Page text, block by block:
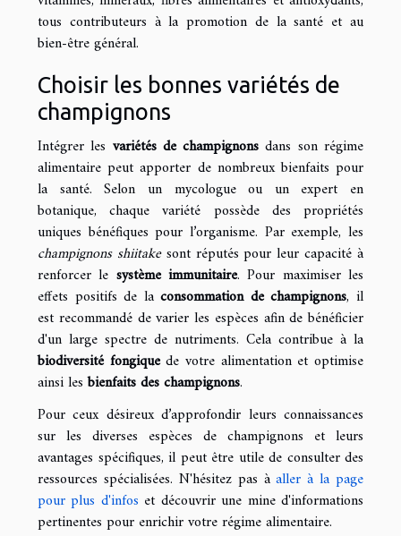
tous contributeurs à la promotion de la santé et au
bien-être général.
Choisir les bonnes variétés de
champignons
Intégrer les variétés de champignons dans son régime
alimentaire peut apporter de nombreux bienfaits pour
la santé. Selon un mycologue ou un expert en
botanique, chaque variété possède des propriétés
uniques bénéfiques pour l’organisme. Par exemple, les
champignons shiitakesont réputés pour leur capacité à
renforcer le système immunitaire. Pour maximiser les
effets positifs de laconsommation de champignons, il
est recommandé de varier les espèces afin de bénéficier
d'un large spectre de nutriments. Cela contribue à la
biodiversité fongiquede votre alimentation et optimise
ainsi lesbienfaits des champignons.
Pour ceux désireux d’approfondir leurs connaissances
sur les diverses espèces de champignons et leurs
avantages spécifiques, il peut être utile de consulter des
ressources spécialisées. N'hésitez pas àaller à la page
pour plus d'infos et découvrir une mine d'informations
pertinentes pour enrichir votre régime alimentaire.